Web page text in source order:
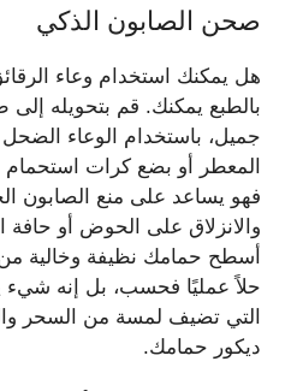
صحن الصابون الذكي
هل يمكنك استخدام وعاء
بالطبع يمكنك. قم بتحويله
جميل، باستخدام الوعاء
المعطر أو بضع كرات استحمام
فهو يساعد على منع الصابون
والانزلاق على الحوض أو
أسطح حمامك نظيفة وخالية من
حلاً عمليًا فحسب، بل إنه شيء
التي تضيف لمسة من السحر
ديكور حمامك.